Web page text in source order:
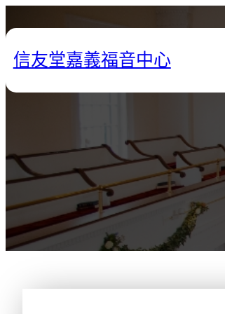
至
要
內
信友堂嘉義福音中心